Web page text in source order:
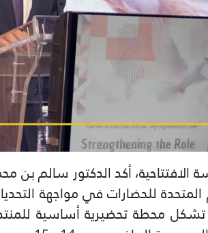
الافتتاحية، أكد الدكتور سالم بن
المتحدة للحضارات في مواجهة
محطة تحضيرية أساسية